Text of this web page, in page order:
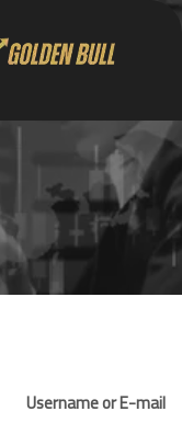
Username or E-mail